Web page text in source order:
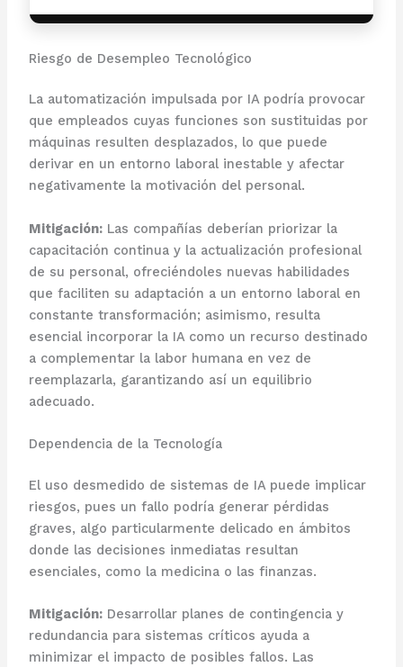
Riesgo de Desempleo Tecnológico
La automatización impulsada por IA podría provocar
que empleados cuyas funciones son sustituidas por
máquinas resulten desplazados, lo que puede
derivar en un entorno laboral inestable y afectar
negativamente la motivación del personal.
Mitigación:Las compañías deberían priorizar la
capacitación continua y la actualización profesional
de su personal, ofreciéndoles nuevas habilidades
que faciliten su adaptación a un entorno laboral en
constante transformación; asimismo, resulta
esencial incorporar la IA como un recurso destinado
a complementar la labor humana en vez de
reemplazarla, garantizando así un equilibrio
adecuado.
Dependencia de la Tecnología
El uso desmedido de sistemas de IA puede implicar
riesgos, pues un fallo podría generar pérdidas
graves, algo particularmente delicado en ámbitos
donde las decisiones inmediatas resultan
esenciales, como la medicina o las finanzas.
Mitigación:Desarrollar planes de contingencia y
redundancia para sistemas críticos ayuda a
minimizar el impacto de posibles fallos. Las